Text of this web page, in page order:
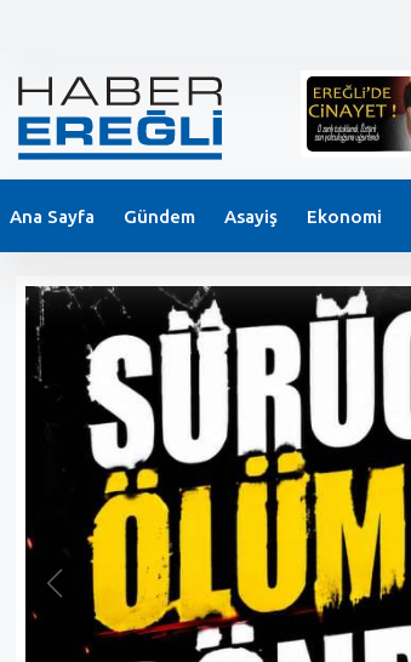
KEPEZ'DE BIÇAKLI SALDIRI !
26 Ağustos 2024 - 21:11
Ana Sayfa Gündem Asayiş Ekonomi